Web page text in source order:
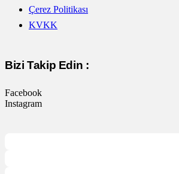
Çerez Politikası
KVKK
Bizi Takip Edin :
Facebook
Instagram